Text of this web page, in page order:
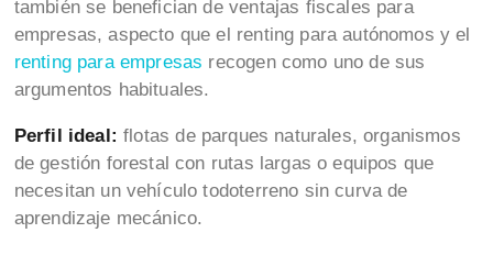
también se benefician de ventajas fiscales para
empresas, aspecto que el renting para autónomos y el
renting para empresas recogen como uno de sus
argumentos habituales.
Perfil ideal:flotas de parques naturales, organismos
de gestión forestal con rutas largas o equipos que
necesitan un vehículo todoterreno sin curva de
aprendizaje mecánico.